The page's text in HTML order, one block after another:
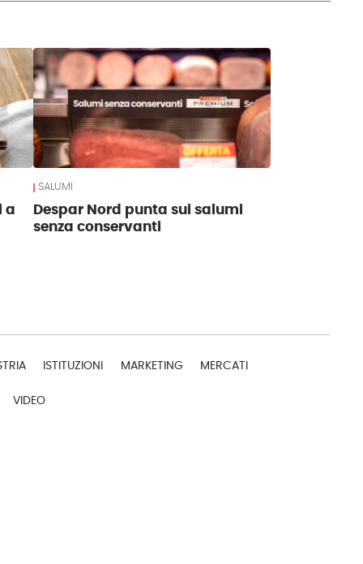
a
SALUMI
Despar Nord punta sui salumi
senza conservanti
ISTITUZIONI MARKETING MERCATI
VIDEO